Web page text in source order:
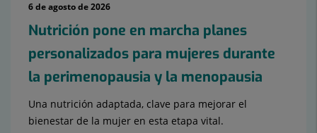
6 de agosto de 2026
Nutrición pone en marcha planes
personalizados para mujeres durante
la perimenopausia y la menopausia
Una nutrición adaptada, clave para mejorar el
bienestar de la mujer en esta etapa vital.